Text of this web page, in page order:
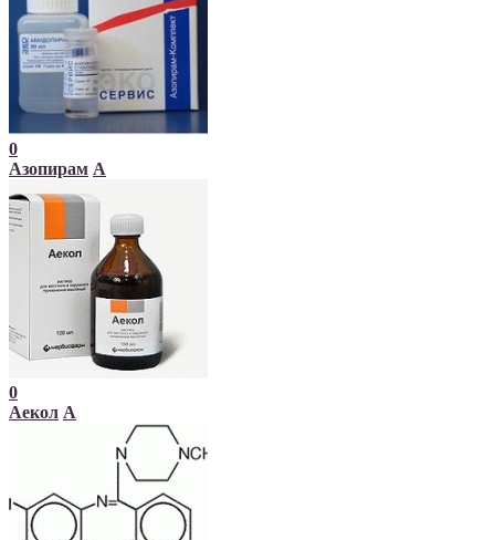
0
Азопирам А
0
Аекол А